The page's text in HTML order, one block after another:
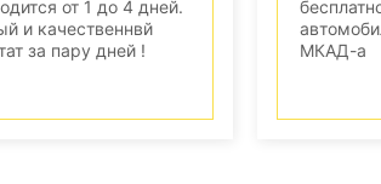
от 1 до 4 дней.
и качественнвй
за пару дней !
МКАД-а